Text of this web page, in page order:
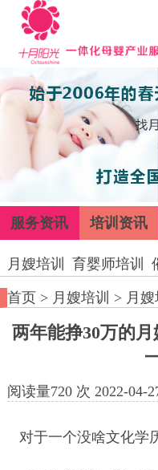
服务资讯 培训资讯
月嫂培训 育婴师培训
首页> 月嫂培训 > 月嫂
两年能挣30万的
阅读量720 次 2022-04-
对于一个没啥文化学